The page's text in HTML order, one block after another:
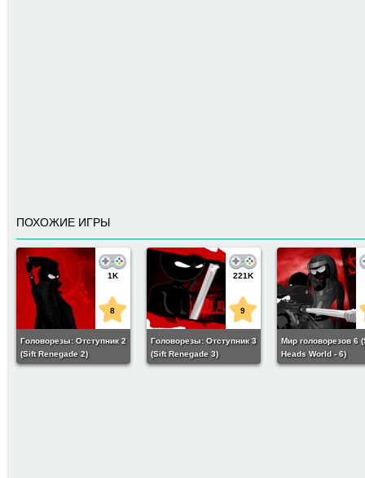
ПОХОЖИЕ ИГРЫ
1K
8
Головорезы: Отступник 2
(Sift Renegade 2)
221K
9
Головорезы: Отступник 3
(Sift Renegade 3)
Мир головорезов 6
Heads World - 6)